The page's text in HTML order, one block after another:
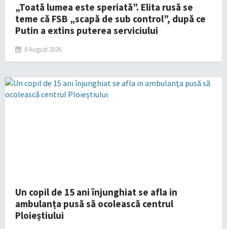
„Toată lumea este speriată”. Elita rusă se
teme că FSB „scapă de sub control”, după ce
Putin a extins puterea serviciului
8 August 2026
Un copil de 15 ani înjunghiat se afla in
ambulanța pusă să ocolească centrul
Ploieștiului